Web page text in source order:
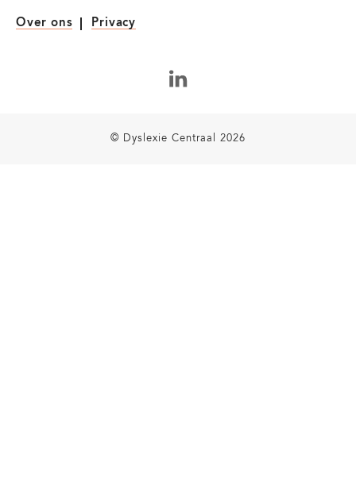
Over ons Privacy
LinkedIn
© Dyslexie Centraal 2026